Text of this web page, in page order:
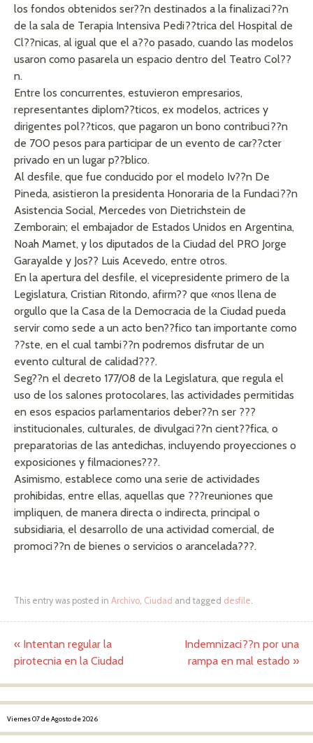
los fondos obtenidos ser??n destinados a la finalizaci??n
de la sala de Terapia Intensiva Pedi??trica del Hospital de
Cl??nicas, al igual que el a??o pasado, cuando las modelos
usaron como pasarela un espacio dentro del Teatro Col??
n.
Entre los concurrentes, estuvieron empresarios,
representantes diplom??ticos, ex modelos, actrices y
dirigentes pol??ticos, que pagaron un bono contribuci??n
de 700 pesos para participar de un evento de car??cter
privado en un lugar p??blico.
Al desfile, que fue conducido por el modelo Iv??n De
Pineda, asistieron la presidenta Honoraria de la Fundaci??n
Asistencia Social, Mercedes von Dietrichstein de
Zemborain; el embajador de Estados Unidos en Argentina,
Noah Mamet, y los diputados de la Ciudad del PRO Jorge
Garayalde y Jos?? Luis Acevedo, entre otros.
En la apertura del desfile, el vicepresidente primero de la
Legislatura, Cristian Ritondo, afirm?? que «nos llena de
orgullo que la Casa de la Democracia de la Ciudad pueda
servir como sede a un acto ben??fico tan importante como
??ste, en el cual tambi??n podremos disfrutar de un
evento cultural de calidad???.
Seg??n el decreto 177/08 de la Legislatura, que regula el
uso de los salones protocolares, las actividades permitidas
en esos espacios parlamentarios deber??n ser ???
institucionales, culturales, de divulgaci??n cient??fica, o
preparatorias de las antedichas, incluyendo proyecciones o
exposiciones y filmaciones???.
Asimismo, establece como una serie de actividades
prohibidas, entre ellas, aquellas que ???reuniones que
impliquen, de manera directa o indirecta, principal o
subsidiaria, el desarrollo de una actividad comercial, de
promoci??n de bienes o servicios o arancelada???.
This entry was posted in Archivo, Ciudad and tagged desfile.
Post navigation
« Intentan regular la
pirotecnia en la Ciudad
Indemnizaci??n por una
rampa en mal estado »
Viernes 07 de Agosto de 2026